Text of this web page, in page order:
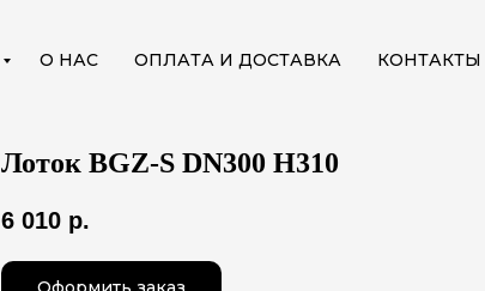
О НАС ОПЛАТА И ДОСТАВКА КОНТАКТЫ
Лоток BGZ-S DN300 H310
6 010 р.